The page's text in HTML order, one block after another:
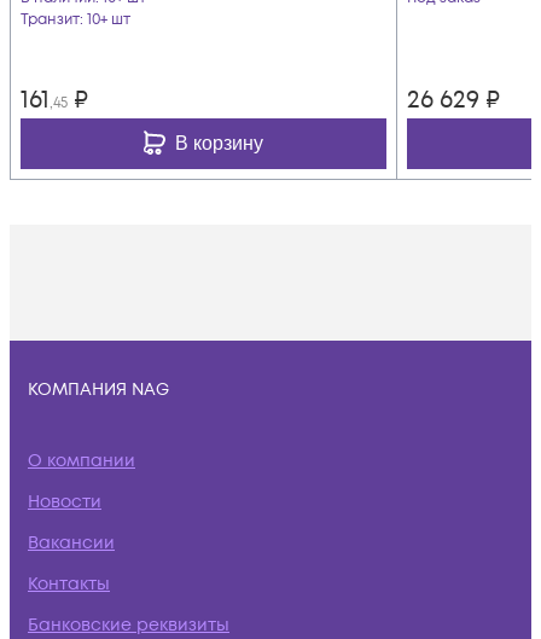
Транзит: 10+ шт
161,45 ₽
В корзину
26 629 ₽
КОМПАНИЯ NAG
О компании
Новости
Вакансии
Контакты
Банковские реквизиты